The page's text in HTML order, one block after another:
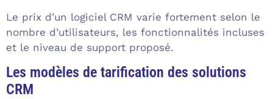
Le prix d’un logiciel CRM varie fortement selon le
nombre d’utilisateurs, les fonctionnalités incluses
et le niveau de support proposé.
Les modèles de tarification des solutions
CRM